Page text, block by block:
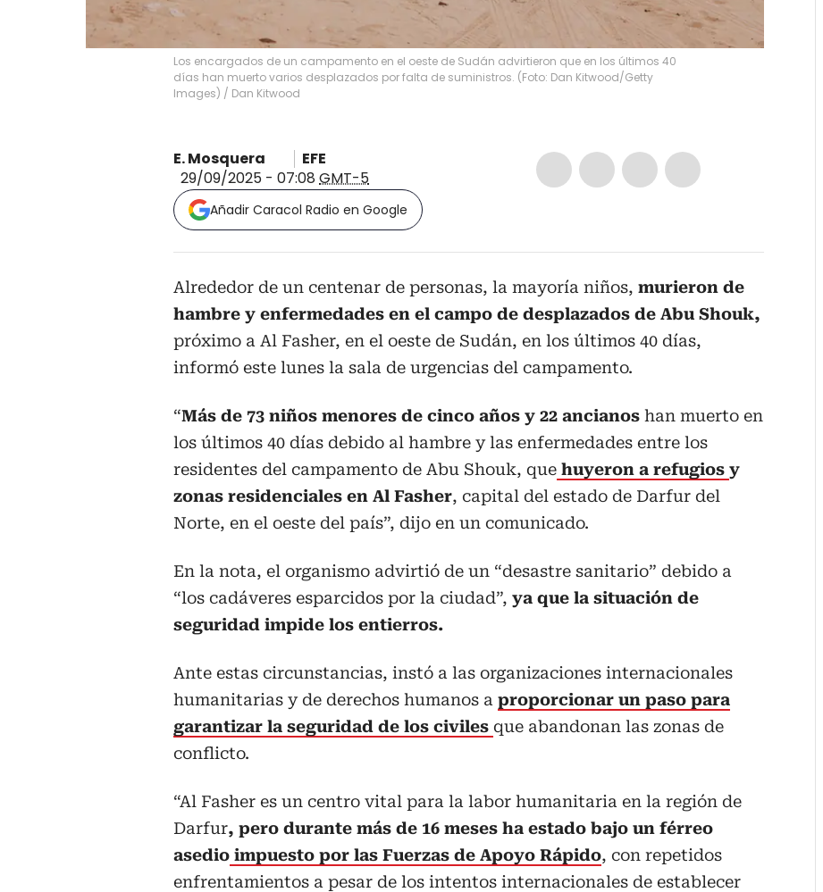
Los encargados de un campamento en el oeste de Sudán advirtieron que en los últimos 40
días han muerto varios desplazados por falta de suministros. (Foto: Dan Kitwood/Getty
Images) / Dan Kitwood
E. Mosquera
EFE
29/09/2025 - 07:08 GMT-5
Añadir Caracol Radio en Google
Alrededor de un centenar de personas, la mayoría niños, murieron de
hambre y enfermedades en el campo de desplazados de Abu Shouk,
próximo a Al Fasher, en el oeste de Sudán, en los últimos 40 días,
informó este lunes la sala de urgencias del campamento.
“Más de 73 niños menores de cinco años y 22 ancianos han muerto en
los últimos 40 días debido al hambre y las enfermedades entre los
residentes del campamento de Abu Shouk, que huyeron a refugios y
zonas residenciales en Al Fasher, capital del estado de Darfur del
Norte, en el oeste del país”, dijo en un comunicado.
En la nota, el organismo advirtió de un “desastre sanitario” debido a
“los cadáveres esparcidos por la ciudad”, ya que la situación de
seguridad impide los entierros.
Ante estas circunstancias, instó a las organizaciones internacionales
humanitarias y de derechos humanos a proporcionar un paso para
garantizar la seguridad de los civiles que abandonan las zonas de
conflicto.
“Al Fasher es un centro vital para la labor humanitaria en la región de
Darfur, pero durante más de 16 meses ha estado bajo un férreo
asedio impuesto por las Fuerzas de Apoyo Rápido, con repetidos
enfrentamientos a pesar de los intentos internacionales de establecer